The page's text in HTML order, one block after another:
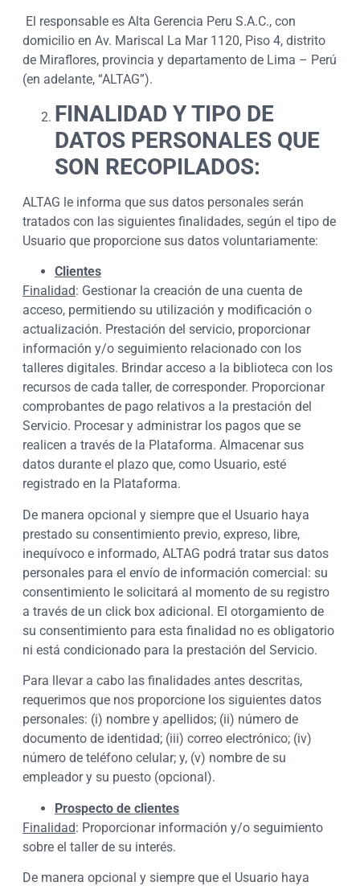
El responsable es Alta Gerencia Peru S.A.C., con
domicilio en Av. Mariscal La Mar 1120, Piso 4, distrito
de Miraflores, provincia y departamento de Lima – Perú
(en adelante, “ALTAG”).
FINALIDAD Y TIPO DE
DATOS PERSONALES QUE
SON RECOPILADOS:
ALTAG le informa que sus datos personales serán
tratados con las siguientes finalidades, según el tipo de
Usuario que proporcione sus datos voluntariamente:
Clientes
Finalidad: Gestionar la creación de una cuenta de
acceso, permitiendo su utilización y modificación o
actualización. Prestación del servicio, proporcionar
información y/o seguimiento relacionado con los
talleres digitales. Brindar acceso a la biblioteca con los
recursos de cada taller, de corresponder. Proporcionar
comprobantes de pago relativos a la prestación del
Servicio. Procesar y administrar los pagos que se
realicen a través de la Plataforma. Almacenar sus
datos durante el plazo que, como Usuario, esté
registrado en la Plataforma.
De manera opcional y siempre que el Usuario haya
prestado su consentimiento previo, expreso, libre,
inequívoco e informado, ALTAG podrá tratar sus datos
personales para el envío de información comercial: su
consentimiento le solicitará al momento de su registro
a través de un click box adicional. El otorgamiento de
su consentimiento para esta finalidad no es obligatorio
ni está condicionado para la prestación del Servicio.
Para llevar a cabo las finalidades antes descritas,
requerimos que nos proporcione los siguientes datos
personales: (i) nombre y apellidos; (ii) número de
documento de identidad; (iii) correo electrónico; (iv)
número de teléfono celular; y, (v) nombre de su
empleador y su puesto (opcional).
Prospecto de clientes
Finalidad: Proporcionar información y/o seguimiento
sobre el taller de su interés.
De manera opcional y siempre que el Usuario haya